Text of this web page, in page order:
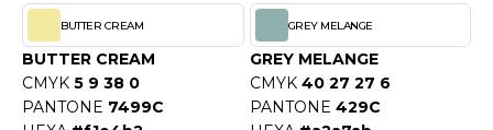
SHIRT
PROFESSIONNELLE
T'S
BUTTER CREAM
BUTTER CREAM
CMYK 5 9 38 0
PANTONE 7499C
GREY MELANGE
GREY MELANGE
CMYK 40 27 27 6
PANTONE 429C